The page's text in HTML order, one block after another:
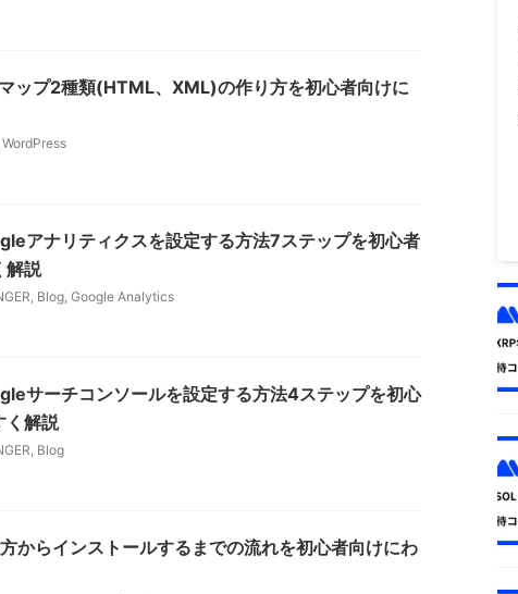
ップ2種類(HTML、XML)の作り方を初心者向けに
WordPress
アナリティクスを設定する方法7ステップを初心者
解説
, Blog, Google Analytics
サーチコンソールを設定する方法4ステップを初心
く解説
, Blog
からインストールするまでの流れを初心者向けにわ